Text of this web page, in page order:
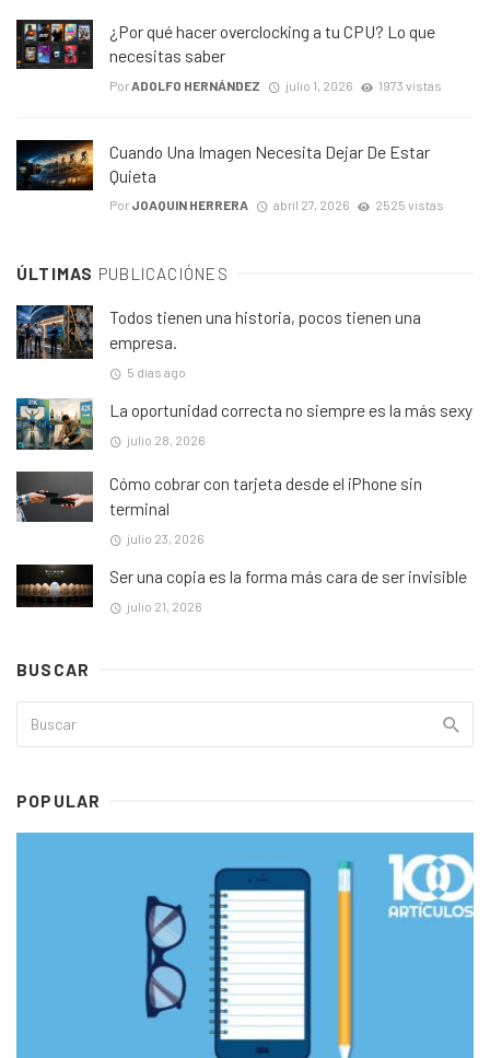
¿Por qué hacer overclocking a tu CPU? Lo que
necesitas saber
Por ADOLFO HERNÁNDEZ julio 1, 2026 1973 vistas
Cuando Una Imagen Necesita Dejar De Estar
Quieta
Por JOAQUIN HERRERA abril 27, 2026 2525 vistas
ÚLTIMAS PUBLICACIÓNES
Todos tienen una historia, pocos tienen una
empresa.
5 días ago
La oportunidad correcta no siempre es la más sexy
julio 28, 2026
Cómo cobrar con tarjeta desde el iPhone sin
terminal
julio 23, 2026
Ser una copia es la forma más cara de ser invisible
julio 21, 2026
BUSCAR
POPULAR